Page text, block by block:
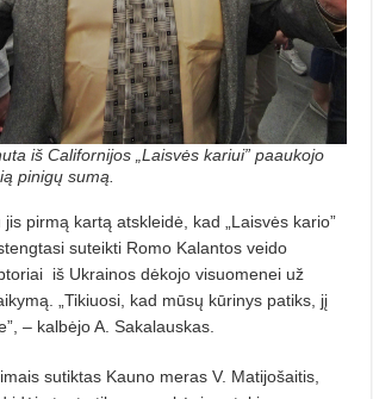
iš Californijos „Laisvės kariui” paaukojo
pinigų sumą.
pirmą kartą atskleidė, kad „Laisvės kario”
suteikti Romo Kalantos veido
iš Ukrainos dėkojo visuomenei už
„Tikiuosi, kad mūsų kūrinys patiks, jį
– kalbėjo A. Sakalauskas.
sutiktas Kauno meras V. Matijošaitis,